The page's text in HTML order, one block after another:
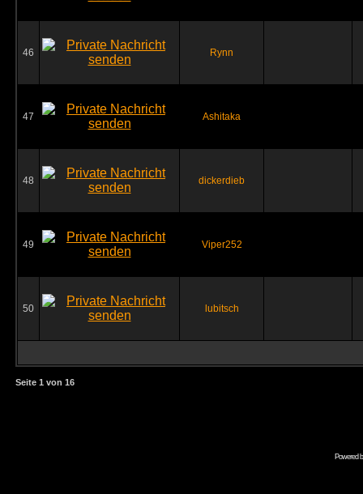
46 Rynn
47 Ashitaka
48 dickerdieb
49 Viper252
50 lubitsch
Seite 1 von 16
Powered